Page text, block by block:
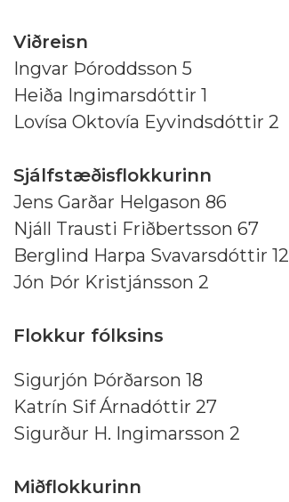
Viðreisn
Ingvar Þóroddsson 5
Heiða Ingimarsdóttir 1
Lovísa Oktovía Eyvindsdóttir 2
Sjálfstæðisflokkurinn
Jens Garðar Helgason 86
Njáll Trausti Friðbertsson 67
Berglind Harpa Svavarsdóttir 12
Jón Þór Kristjánsson 2
Flokkur fólksins
Sigurjón Þórðarson 18
Katrín Sif Árnadóttir 27
Sigurður H. Ingimarsson 2
Miðflokkurinn